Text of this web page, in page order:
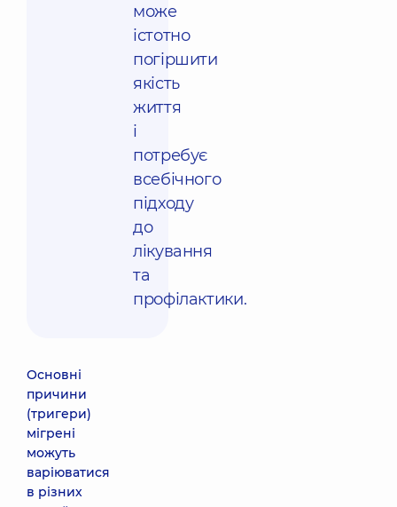
може
істотно
погіршити
якість
життя
і
потребує
всебічного
підходу
до
лікування
та
профілактики.
Основні
причини
(тригери)
мігрені
можуть
варіюватися
в різних